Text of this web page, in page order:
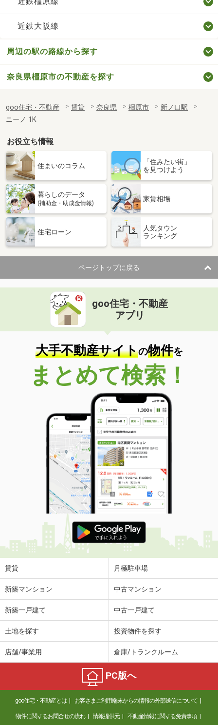
近鉄大阪線
周辺の駅の路線から探す
奈良県橿原市の不動産を探す
goo住宅・不動産 賃貸 奈良県 橿原市
新ノ口駅
ニーノ 1K
お役立ち情報
住まいのコラム
「住みたい街」
を見つけよう
暮らしのデータ
(補助金・助成金情報)
家賃相場
住宅ローン
人気タウン
ランキング
ページトップに戻る
goo住宅・不動産
アプリ
大手不動産サイトの物件を
まとめて検索！
賃貸 月極駐車場
新築マンション 中古マンション
新築一戸建て 中古一戸建て
土地を探す 投資物件を探す
店舗/事業用 倉庫/トランクルーム
PC版へ
goo住宅・不動産とは お客さまご利用端末からの情報の外部送信について
物件に関するお問合せの流れ 情報提供元 不動産情報に関する免責事項